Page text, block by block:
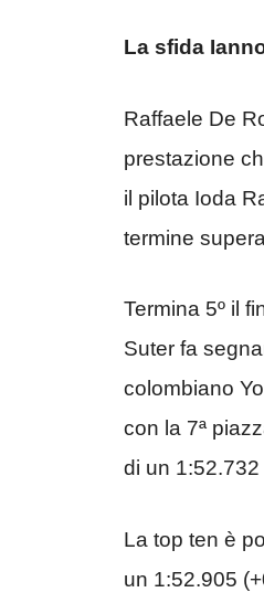
La sfida
Raffaele De
prestazione
il pilota Ioda
termine
Termina 5º il
Suter fa
colombiano
con la 7ª
di un
La top ten è
un 1:52.905